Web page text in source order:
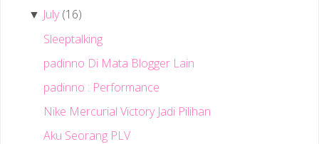
▼ July (16)
Sleeptalking
padinno Di Mata Blogger Lain
padinno : Performance
Nike Mercurial Victory Jadi Pilihan
Aku Seorang PLV